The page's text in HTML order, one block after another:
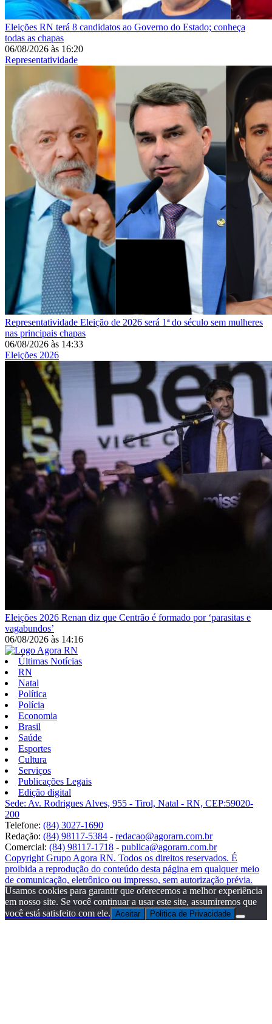
Eleições RN terá 8 candidatos ao Governo do Estado; conheça
todas as chapas
06/08/2026 às 16:20
Representatividade
Representatividade Eleição de 2026 será 1ª do século sem mulheres
nas principais chapas
06/08/2026 às 14:33
Eleições 2026
Eleições 2026 Renan diz que Centrão é formado por ‘parasitas e
vagabundos’
06/08/2026 às 14:16
Últimas Notícias
RN
Natal
Política
Polícia
Economia
Brasil
Saúde
Esportes
Cultura
Serviços
Publicações Legais
Edição digital
Sede: Av. Rodrigues Alves, 955 - Tirol, Natal - RN, CEP:59020-
200
Telefone: (84) 3027-1690
Redação: (84) 98117-5384 - redacao@agorarn.com.br
Comercial: (84) 98117-1718 - publica@agorarn.com.br
Copyright Grupo Agora RN. Todos os direitos reservados. É
proibida a reprodução do conteúdo desta página em qualquer meio
de comunicação, eletrônico ou impresso, sem autorização prévia.
Usamos cookies para garantir que oferecemos a melhor experiência
em nosso site. Se você continuar a usar este site, assumiremos que
você está satisfeito com ele. Aceitar Politica de Privacidade